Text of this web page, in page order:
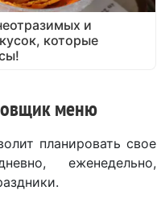
и
которые
меню
планировать свое
еженедельно,